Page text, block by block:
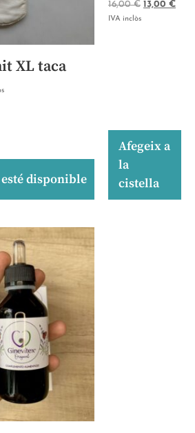
XL taca
disponible
16,00€ 13,00 €
IVA inclòs
Afegeix a
la
cistella